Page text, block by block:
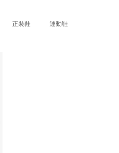
正裝鞋 運動鞋